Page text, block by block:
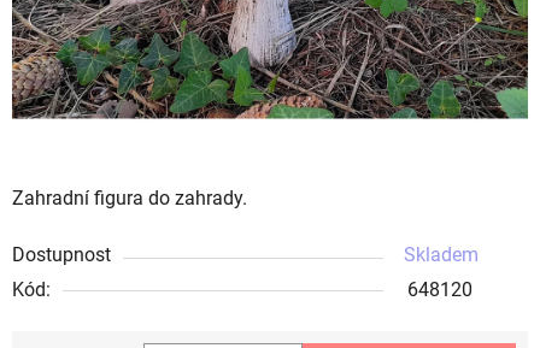
Zahradní figura do zahrady.
Dostupnost
Skladem
Kód:
648120